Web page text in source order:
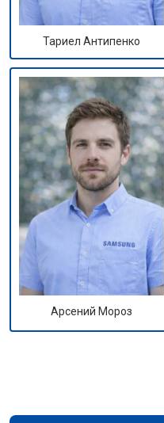
Тариел Антипенко
Арсений Мороз